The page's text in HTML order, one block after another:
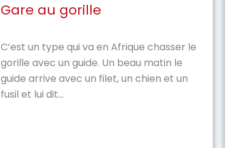
Gare au gorille
C’est un type qui va en Afrique chasser le
gorille avec un guide. Un beau matin le
guide arrive avec un filet, un chien et un
fusil et lui dit...